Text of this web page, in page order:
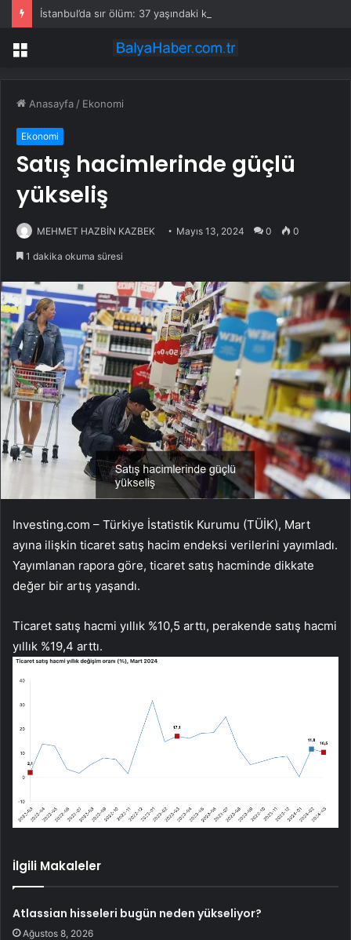
Menü
Anasayfa / Ekonomi
Ekonomi
Satış hacimlerinde güçlü
yükseliş
MEHMET HAZBİN KAZBEK Mayıs 13, 2024 0 0
1 dakika okuma süresi
Investing.com – Türkiye İstatistik Kurumu (TÜİK), Mart
ayına ilişkin ticaret satış hacim endeksi verilerini yayımladı.
Yayımlanan rapora göre, ticaret satış hacminde dikkate
değer bir artış yaşandı.
Ticaret satış hacmi yıllık %10,5 arttı, perakende satış hacmi
yıllık %19,4 arttı.
İlgili Makaleler
Atlassian hisseleri bugün neden yükseliyor?
Ağustos 8, 2026